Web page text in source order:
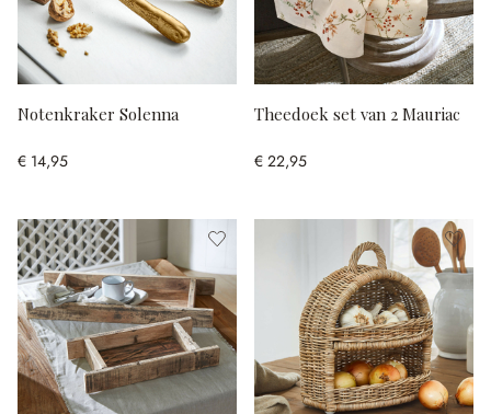
Notenkraker Solenna
€ 14,95
Theedoek set van 2 Mauriac
€ 22,95